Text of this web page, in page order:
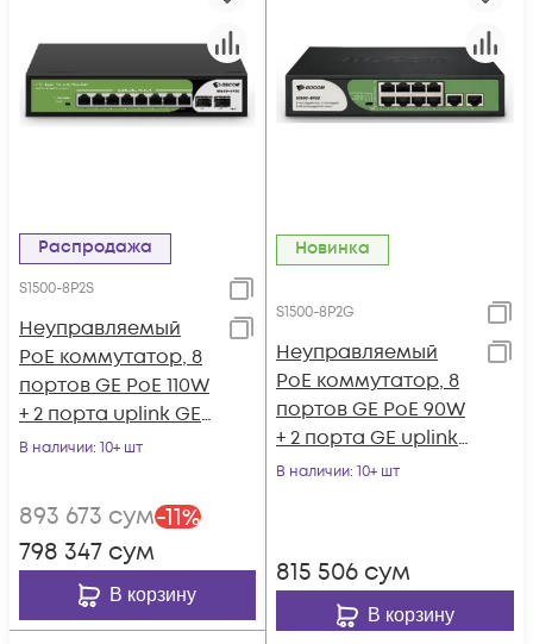
Распродажа
S1500-8P2S
Неуправляемый
PoE коммутатор, 8
портов GE PoE 110W
+ 2 порта uplink GE
SFP
В наличии: 10+ шт
893 673 сум-11%
798 347 сум
В корзину
Новинка
S1500-8P2G
Неуправляемый
PoE коммутатор, 8
портов GE PoE 90W
+ 2 порта GE uplink
RJ45
В наличии: 10+ шт
815 506 сум
В корзину